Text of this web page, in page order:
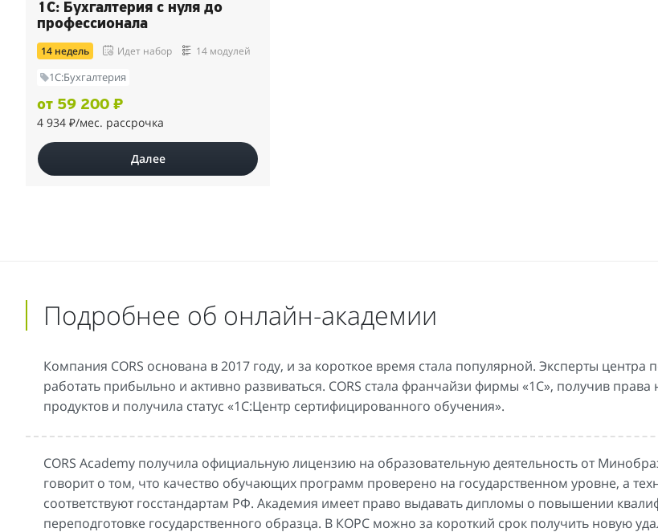
1С: Бухгалтерия с нуля до
профессионала
14 недель Идет набор 14 модулей
1C:Бухгалтерия
от 59 200 ₽
4 934 ₽/мес. рассрочка
Далее
Подробнее об онлайн-академии
Компания CORS основана в 2017 году, и за короткое время стала популярной. Эксперты центра
работать прибыльно и активно развиваться. CORS стала франчайзи фирмы «1С», получив права
продуктов и получила статус «1С:Центр сертифицированного обучения».
CORS Academy получила официальную лицензию на образовательную деятельность от
говорит о том, что качество обучающих программ проверено на государственном уровне, а
соответствуют госстандартам РФ. Академия имеет право выдавать дипломы о повышении
переподготовке государственного образца. В КОРС можно за короткий срок получить новую